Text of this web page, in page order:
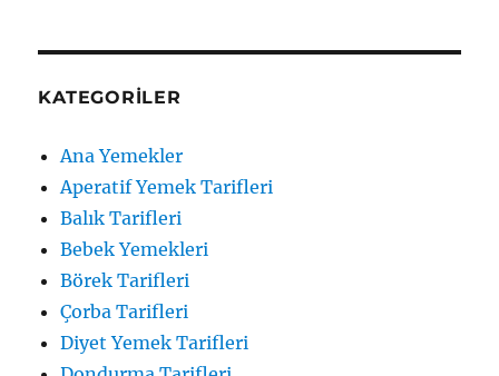
KATEGORILER
Ana Yemekler
Aperatif Yemek Tarifleri
Balık Tarifleri
Bebek Yemekleri
Börek Tarifleri
Çorba Tarifleri
Diyet Yemek Tarifleri